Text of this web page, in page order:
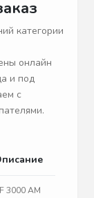
категории
онлайн
и под
с
3000 AM